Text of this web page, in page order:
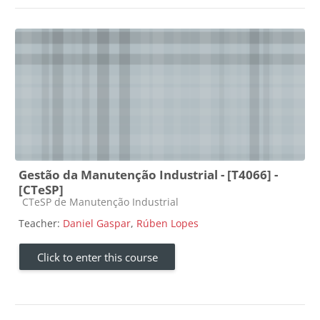
Gestão da Manutenção Industrial - [T4066] -
[CTeSP]
Course category
CTeSP de Manutenção Industrial
Teacher: Daniel Gaspar, Rúben Lopes
Click to enter this course